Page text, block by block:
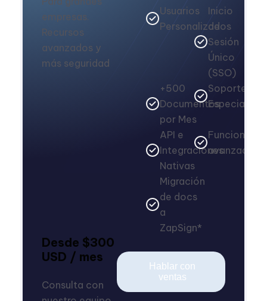
empresas.
Recursos
avanzados y
más seguridad
Usuarios
Personalizados
Inicio
de
Sesión
Único
(SSO)
+500
Documentos
por Mes
Soporte
API e
Integraciones
Nativas
Funciones
avanzadas
Migración
de docs
a
ZapSign*
Desde $300
USD / mes
Consulta con
Hablar con
ventas